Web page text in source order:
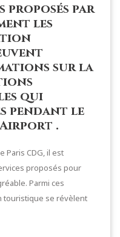
proposés par
les
sur la
qui
pendant le
Airport .
Paris CDG, il est
proposés pour
Parmi ces
touristique se révèlent